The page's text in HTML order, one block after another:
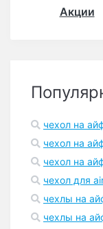
Акции
чехол на
чехол на
чехол на
чехол для
чехлы на
чехлы на